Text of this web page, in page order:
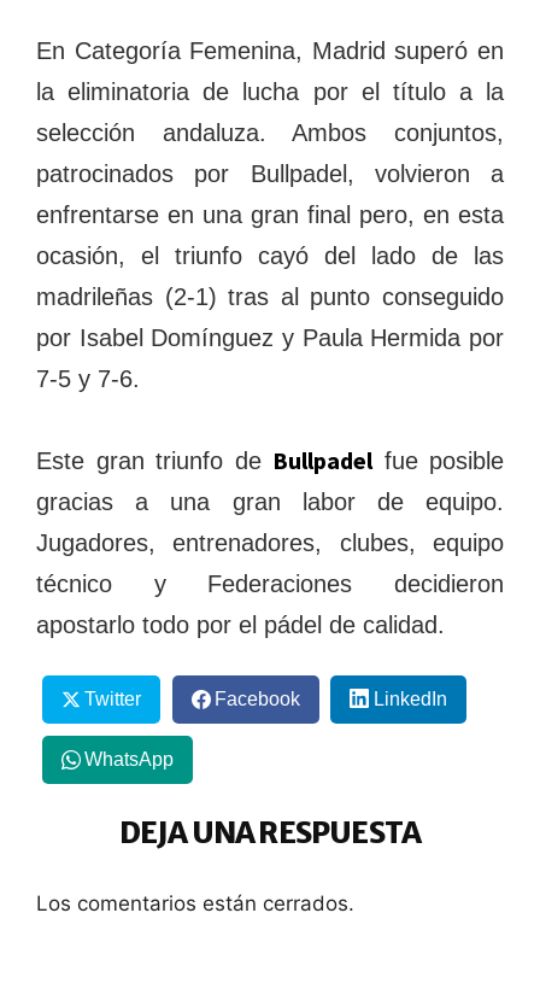
En Categoría Femenina, Madrid superó en
la eliminatoria de lucha por el título a la
selección andaluza. Ambos conjuntos,
patrocinados por Bullpadel, volvieron a
enfrentarse en una gran final pero, en esta
ocasión, el triunfo cayó del lado de las
madrileñas (2-1) tras al punto conseguido
por Isabel Domínguez y Paula Hermida por
7-5 y 7-6.
Este gran triunfo de Bullpadel fue posible
gracias a una gran labor de equipo.
Jugadores, entrenadores, clubes, equipo
técnico y Federaciones decidieron
apostarlo todo por el pádel de calidad.
Twitter Facebook LinkedIn
WhatsApp
DEJA UNA RESPUESTA
Los comentarios están cerrados.